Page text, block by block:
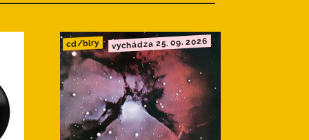
cd/blry vychádza 25. 09. 2026